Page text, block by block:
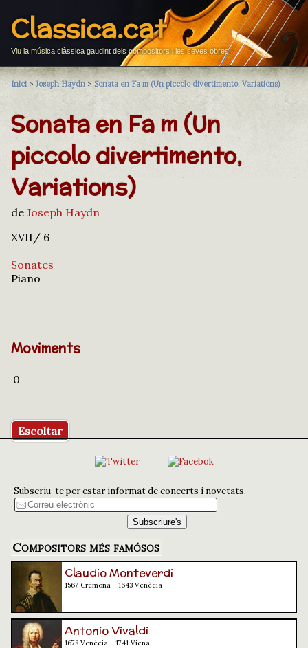
Classica.cat
Viu la música clàssica gaudint dels compositors i les seves obres
Inici > Joseph Haydn > Sonata en Fa m (Un piccolo divertimento, Variations)
Sonata en Fa m (Un
piccolo divertimento,
Variations)
de Joseph Haydn
XVII/ 6
Sonates
Piano
Moviments
0
Escoltar
Subscriu-te per estar informat de concerts i novetats.
Compositors més famósos
Claudio Monteverdi
1567 Cremona - 1643 Venècia
Antonio Vivaldi
1678 Venècia - 1741 Viena